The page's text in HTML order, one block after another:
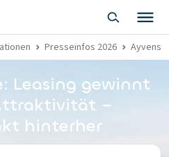
Presseinfos 2026 Ayvens
Leasing gewinnt
–
hinterher